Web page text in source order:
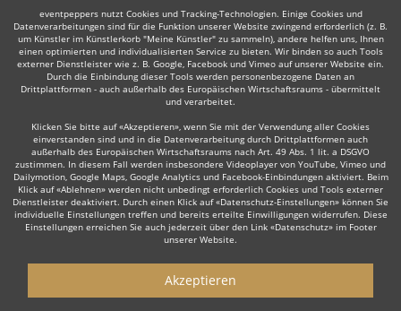
eventpeppers nutzt Cookies und Tracking-Technologien. Einige Cookies und
Datenverarbeitungen sind für die Funktion unserer Website zwingend erforderlich (z. B.
um Künstler im Künstlerkorb "Meine Künstler" zu sammeln), andere helfen uns, Ihnen
einen optimierten und individualisierten Service zu bieten. Wir binden so auch Tools
externer Dienstleister wie z. B. Google, Facebook und Vimeo auf unserer Website ein.
Durch die Einbindung dieser Tools werden personenbezogene Daten an
Drittplattformen - auch außerhalb des Europäischen Wirtschaftsraums - übermittelt
und verarbeitet.
Klicken Sie bitte auf «Akzeptieren», wenn Sie mit der Verwendung aller Cookies
einverstanden sind und in die Datenverarbeitung durch Drittplattformen auch
außerhalb des Europäischen Wirtschaftsraums nach Art. 49 Abs. 1 lit. a DSGVO
zustimmen. In diesem Fall werden insbesondere Videoplayer von YouTube, Vimeo und
Dailymotion, Google Maps, Google Analytics und Facebook-Einbindungen aktiviert. Beim
Klick auf «Ablehnen» werden nicht unbedingt erforderlich Cookies und Tools externer
Dienstleister deaktiviert. Durch einen Klick auf «Datenschutz-Einstellungen» können Sie
individuelle Einstellungen treffen und bereits erteilte Einwilligungen widerrufen. Diese
Einstellungen erreichen Sie auch jederzeit über den Link «Datenschutz» im Footer
unserer Website.
Akzeptieren